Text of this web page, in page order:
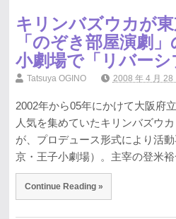
キリンバズウカが東
「のぞき部屋演劇
小劇場で「リバーシ
Tatsuya OGINO 2008 年 4 月 28
2002年から05年にかけて大阪府
人気を集めていたキリンバズウ
が、プロデュース形式により活
京・王子小劇場）。主宰の登米
Continue Reading »